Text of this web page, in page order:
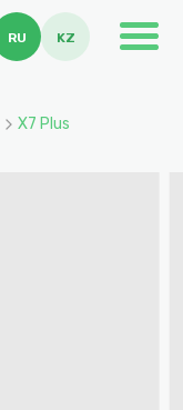
RU KZ
X7 Plus